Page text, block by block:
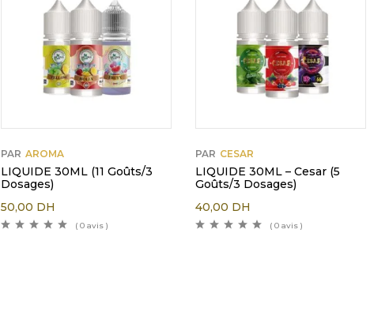
PAR AROMA
LIQUIDE 30ML (11 Goûts/3
Dosages)
50,00 DH
( 0 avis )
PAR CESAR
LIQUIDE 30ML – Cesar (5
Goûts/3 Dosages)
40,00 DH
( 0 avis )